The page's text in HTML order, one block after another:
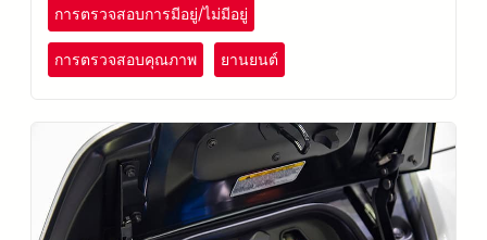
การตรวจสอบการมีอยู่/ไม่มีอยู่
การตรวจสอบคุณภาพ ยานยนต์